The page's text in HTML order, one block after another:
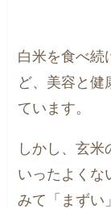
白米を食べ続
ど、美容と健
ています。
しかし、玄米
いったよくな
みて「まずい